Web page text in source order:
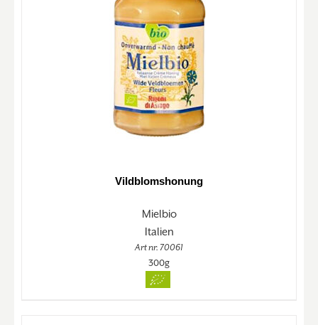
Vildblomshonung
Mielbio
Italien
Art nr. 70061
300g